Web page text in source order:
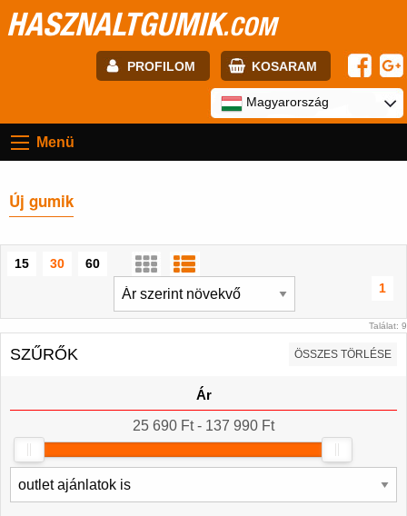
HASZNALTGUMIK.COM
PROFILOM KOSARAM
Jelszó:
Magyarország
Menü
Új gumik
15 30
60
1
Találat: 9
SZŰRŐK ÖSSZES TÖRLÉSE
Ár
25 690 Ft - 137 990 Ft